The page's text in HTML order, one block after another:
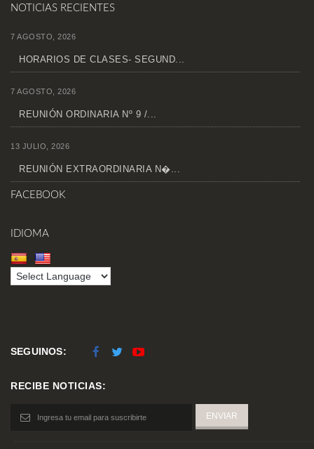
NOTICIAS RECIENTES
7 AGOSTO, 2026
HORARIOS DE CLASES- SEGUND...
7 AGOSTO, 2026
REUNIÓN ORDINARIA Nº 9 /...
13 JULIO, 2026
REUNIÓN EXTRAORDINARIA N�...
FACEBOOK
IDIOMA
SEGUINOS:
RECIBE NOTICIAS: